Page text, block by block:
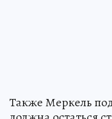
Также Меркель